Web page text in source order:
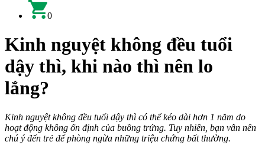
0
Kinh nguyệt không đều tuổi
dậy thì, khi nào thì nên lo
lắng?
Kinh nguyệt không đều tuổi dậy thì có thể kéo dài hơn 1 năm do
hoạt động không ổn định của buồng trứng. Tuy nhiên, bạn vẫn nên
chú ý đến trẻ để phòng ngừa những triệu chứng bất thường.